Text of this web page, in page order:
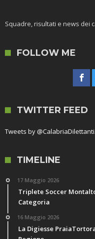
Squadre, risultati e news dei
FOLLOW ME
TWITTER FEED
Tweets by
TIMELINE
17 Maggio 2026
Triplete Soccer
Categoria
16 Maggio 2026
La Digiesse